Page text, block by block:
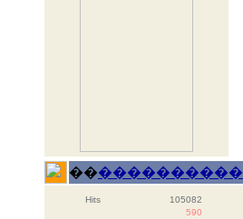
������������
Hits
105082
590